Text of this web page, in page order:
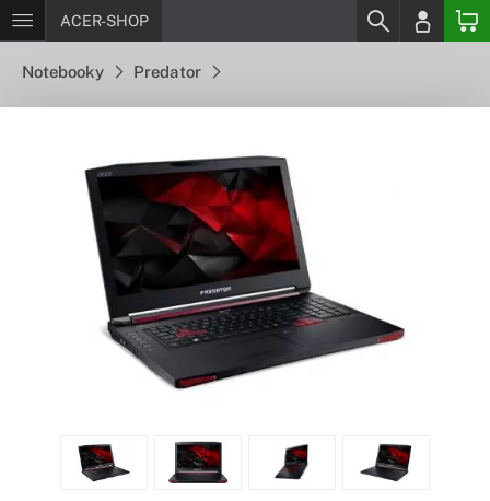
ACER-SHOP
Notebooky Predator